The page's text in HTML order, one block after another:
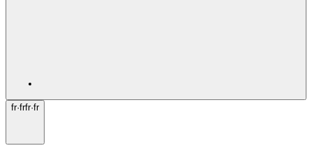
fr·frfr·fr